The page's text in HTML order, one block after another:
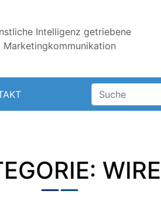
Intelligenz getriebene
Marketingkommunikation
WIRE